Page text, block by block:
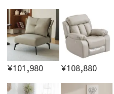
¥101,980 ¥108,880